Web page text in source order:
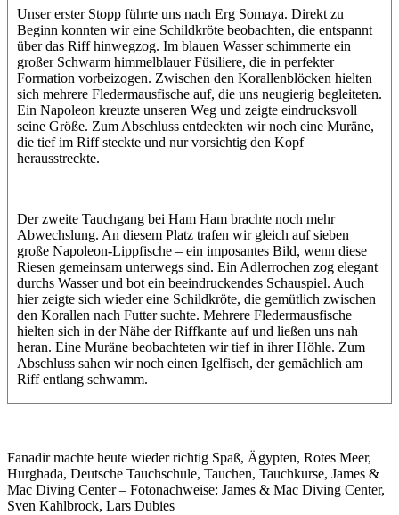
Unser erster Stopp führte uns nach Erg Somaya. Direkt zu
Beginn konnten wir eine Schildkröte beobachten, die entspannt
über das Riff hinwegzog. Im blauen Wasser schimmerte ein
großer Schwarm himmelblauer Füsiliere, die in perfekter
Formation vorbeizogen. Zwischen den Korallenblöcken hielten
sich mehrere Fledermausfische auf, die uns neugierig begleiteten.
Ein Napoleon kreuzte unseren Weg und zeigte eindrucksvoll
seine Größe. Zum Abschluss entdeckten wir noch eine Muräne,
die tief im Riff steckte und nur vorsichtig den Kopf
herausstreckte.
Der zweite Tauchgang bei Ham Ham brachte noch mehr
Abwechslung. An diesem Platz trafen wir gleich auf sieben
große Napoleon-Lippfische – ein imposantes Bild, wenn diese
Riesen gemeinsam unterwegs sind. Ein Adlerrochen zog elegant
durchs Wasser und bot ein beeindruckendes Schauspiel. Auch
hier zeigte sich wieder eine Schildkröte, die gemütlich zwischen
den Korallen nach Futter suchte. Mehrere Fledermausfische
hielten sich in der Nähe der Riffkante auf und ließen uns nah
heran. Eine Muräne beobachteten wir tief in ihrer Höhle. Zum
Abschluss sahen wir noch einen Igelfisch, der gemächlich am
Riff entlang schwamm.
Fanadir machte heute wieder richtig Spaß, Ägypten, Rotes Meer,
Hurghada, Deutsche Tauchschule, Tauchen, Tauchkurse, James &
Mac Diving Center – Fotonachweise: James & Mac Diving Center,
Sven Kahlbrock, Lars Dubies